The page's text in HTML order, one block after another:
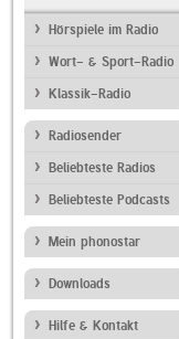
Hörspiele im Radio
Wort- & Sport-Radio
Klassik-Radio
Radiosender
Beliebteste Radios
Beliebteste Podcasts
Mein phonostar
Downloads
Hilfe & Kontakt